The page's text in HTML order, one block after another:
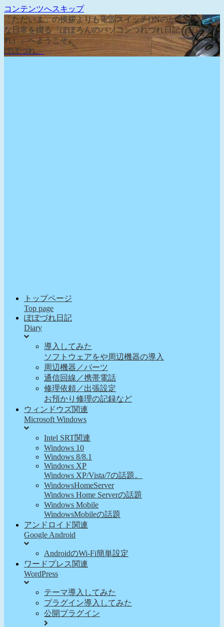
コンテンツへスキップ
「ただいま」の挨拶よりも電源スイッチONのが先な、そん
な日常を綴る『ぽぽろんのパソコンつれづれ日記（ぽぽづ
れ）』へようこそ。
ぽぽづれ。
トップページ
Top page
ぽぽづれ日記
Diary
導入してみた
ソフトウェアをや周辺機器の導入
周辺機器／パーツ
通信回線／携帯電話
修理依頼／出張設定
お預かり修理の記録など
ウィンドウズ関連
Microsoft Windows
Intel SRT関連
Windows 10
Windows 8/8.1
Windows XP
Windows XP/Vista/7の話題。
WindowsHomeServer
Windows Home Serverの話題
Windows Mobile
WindowsMobileの話題
アンドロイド関連
Google Android
AndroidのWi-Fi簡単設定
ワードプレス関連
WordPress
テーマ導入してみた
プラグイン導入してみた
公開プラグイン